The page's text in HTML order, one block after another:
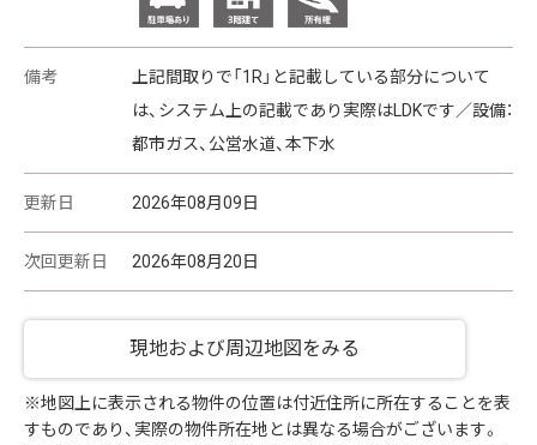
備考
上記間取りで「1R」と記載している部分について
は、システム上の記載であり実際はLDKです／設備：
都市ガス、公営水道、本下水
更新日 2026年08月09日
次回更新日 2026年08月20日
現地および周辺地図をみる
※地図上に表示される物件の位置は付近住所に所在することを表
すものであり、実際の物件所在地とは異なる場合がございます。